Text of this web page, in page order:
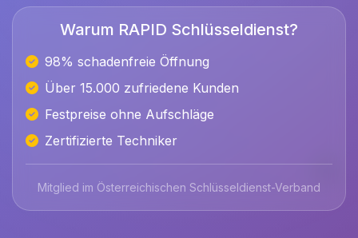
Warum RAPID Schlüsseldienst?
98% schadenfreie Öffnung
Über 15.000 zufriedene Kunden
Festpreise ohne Aufschläge
Zertifizierte Techniker
Mitglied im Österreichischen Schlüsseldienst-Verband